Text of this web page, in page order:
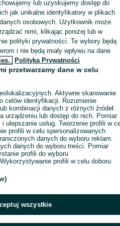
Wyświetlenia:
lub uzyskujemy dostęp do
jak unikalne identyfikatory w plikach
osobowych. Użytkownik może
nimi, klikając poniżej lub w
polityki prywatności. Te wybory będą
i nie będą miały wpływu na dane
Polityka Prywatności
przetwarzamy dane w celu
Aktywne skanowanie
celów identyfikacji. Rozumienie
kombinacji danych z różnych źródeł.
urządzeniu lub dostęp do nich. Pomiar
ulepszanie usług. Tworzenie profili w
profili w celu spersonalizowanych
danych do wyboru reklam.
danych do wyboru treści. Pomiar
profili do wyboru
profili w celu doboru
wszystkie